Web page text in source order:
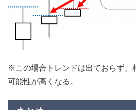
※この場合トレンドは出ておらず、
可能性が高くなる。